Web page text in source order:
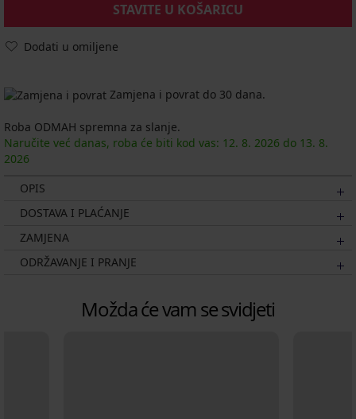
STAVITE U KOŠARICU
Dodati u omiljene
Zamjena i povrat do 30 dana.
Roba ODMAH spremna za slanje.
Naručite već danas, roba će biti kod vas: 12. 8. 2026 do 13. 8.
2026
OPIS
DOSTAVA I PLAĆANJE
ZAMJENA
ODRŽAVANJE I PRANJE
Možda će vam se svidjeti